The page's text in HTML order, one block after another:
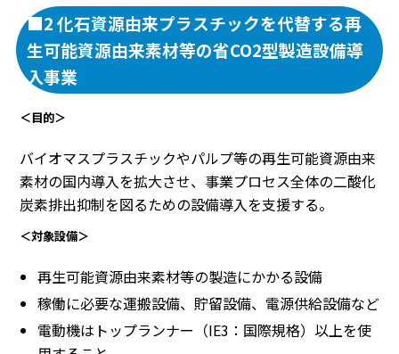
■2 化石資源由来プラスチックを代替する再
生可能資源由来素材等の省CO2型製造設備導
入事業
＜目的＞
バイオマスプラスチックやパルプ等の再生可能資源由来
素材の国内導入を拡大させ、事業プロセス全体の二酸化
炭素排出抑制を図るための設備導入を支援する。
＜対象設備＞
再生可能資源由来素材等の製造にかかる設備
稼働に必要な運搬設備、貯留設備、電源供給設備など
電動機はトップランナー（IE3：国際規格）以上を使